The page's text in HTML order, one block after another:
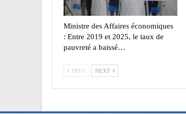
Ministre des Affaires économiques
: Entre 2019 et 2025, le taux de
pauvreté a baissé…
PREV NEXT